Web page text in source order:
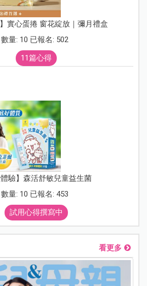
】實心蛋捲 窗花綻放｜彌月禮盒
數量: 10 已報名: 502
11篇心得
體驗】森活舒敏兒童益生菌
數量: 10 已報名: 453
試用心得撰寫中
看更多